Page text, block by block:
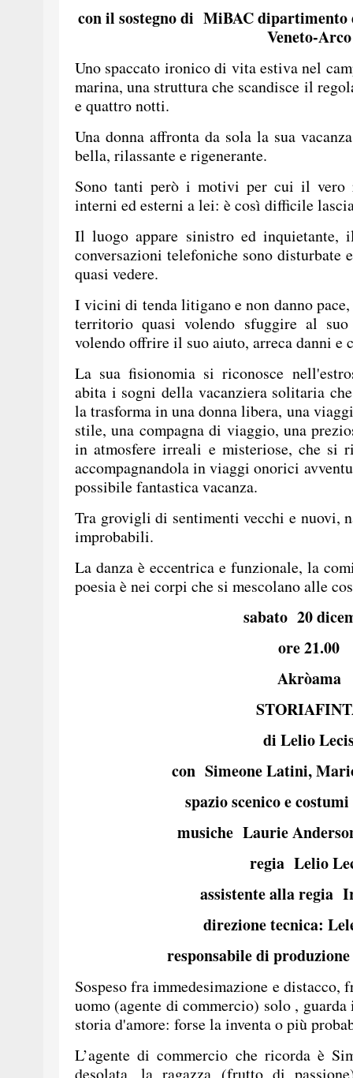
con il sostegno di MiBAC dipartimento
Veneto-Arco
Uno spaccato ironico di vita estiva nel
marina, una struttura che scandisce il
e quattro notti.
Una donna affronta da sola la sua
bella, rilassante e rigenerante.
Sono tanti però i motivi per cui il vero
interni ed esterni a lei: è così difficile
Il luogo appare sinistro ed inquietante,
conversazioni telefoniche sono
quasi vedere.
I vicini di tenda litigano e non danno
territorio quasi volendo sfuggire al
volendo offrire il suo aiuto, arreca danni e
La sua fisionomia si riconosce
abita i sogni della vacanziera solitaria
la trasforma in una donna libera, una
stile, una compagna di viaggio, una
in atmosfere irreali e misteriose, che si
accompagnandola in viaggi onorici
possibile fantastica vacanza.
Tra grovigli di sentimenti vecchi e nuovi,
improbabili.
La danza è eccentrica e funzionale, la
poesia è nei corpi che si mescolano alle
sabato 20
ore 21.00
Akròama
di Lelio
con Simeone Latini,
spazio scenico e
musiche Laurie
regia Lelio
assistente alla regia
direzione tecnica:
responsabile di
Sospeso fra immedesimazione e distacco,
uomo (agente di commercio) solo , guarda
storia d'amore: forse la inventa o più
L’agente di commercio che ricorda è